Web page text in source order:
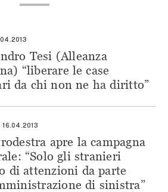
Tesi (Alleanza
“liberare le case
da chi non ne ha diritto”
16.04.2013
apre la campagna
“Solo gli stranieri
di attenzioni da parte
di sinistra”